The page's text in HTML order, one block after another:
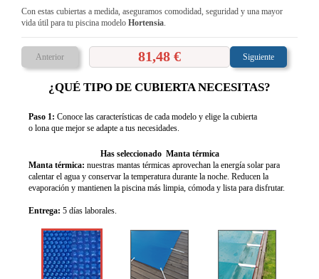
Con estas cubiertas a medida, aseguramos comodidad, seguridad y una mayor
vida útil para tu piscina modelo Hortensia.
Anterior 81,48 € Siguiente
¿QUÉ TIPO DE CUBIERTA NECESITAS?
Paso 1: Conoce las características de cada modelo y elige la cubierta
o lona que mejor se adapte a tus necesidades.
Has seleccionado Manta térmica
Manta térmica: nuestras mantas térmicas aprovechan la energía solar para
calentar el agua y conservar la temperatura durante la noche. Reducen la
evaporación y mantienen la piscina más limpia, cómoda y lista para disfrutar.
Entrega: 5 días laborales.